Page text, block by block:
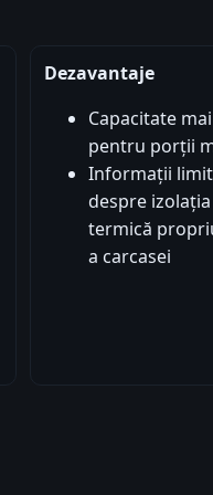
Dezavantaje
Capacitate
pentru porții
Informații
despre izolația
termică
a carcasei